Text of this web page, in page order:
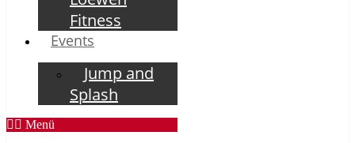
Fitness
Events
Jump and
Splash
Menü